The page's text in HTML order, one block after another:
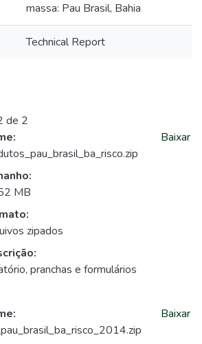
massa: Pau Brasil, Bahia
Technical Report
de 2
MB
zipados
pranchas e formulários
Baixar
Baixar